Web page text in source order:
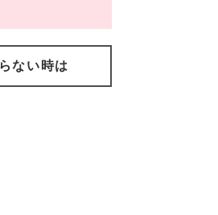
ない時は